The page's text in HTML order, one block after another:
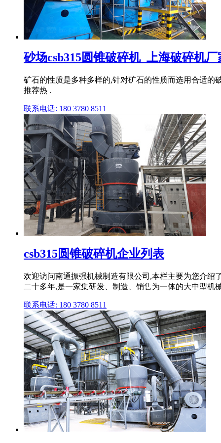
砂场csb315圆锥破碎机_上海破碎机厂
矿石的性质是多种多样的,针对矿石的性质而选用合适
推荐热 .
联系电话: 180 3780 8511
csb315圆锥破碎机企业列表
欢迎访问南通振强机械制造有限公司,本栏主要为您介绍
二十多年,是一家集研发、制造、销售为一体的大中型机
联系电话: 180 3780 8511